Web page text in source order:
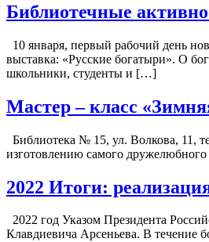
Библиотечные
10 января, первый рабочий день
выставка: «Русские богатыри». О
школьники, студенты и […]
Мастер – класс
Библиотека № 15, ул. Волкова, 11,
изготовлению самого дружелюбного
2022 Итоги:
2022 год Указом Президента
Клавдиевича Арсеньева. В течение